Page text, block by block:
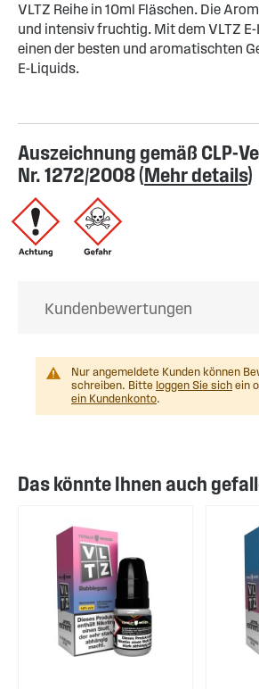
VLTZ Reihe in 10ml Fläschen. Die
und intensiv fruchtig. Mit dem VLTZ
einen der besten und aromatischten
E-Liquids.
Auszeichnung gemäß CLP-
Nr. 1272/2008 (Mehr details)
Kundenbewertungen
Nur angemeldete Kunden können
schreiben. Bitte loggen Sie sich ein
ein Kundenkonto.
Das könnte Ihnen auch